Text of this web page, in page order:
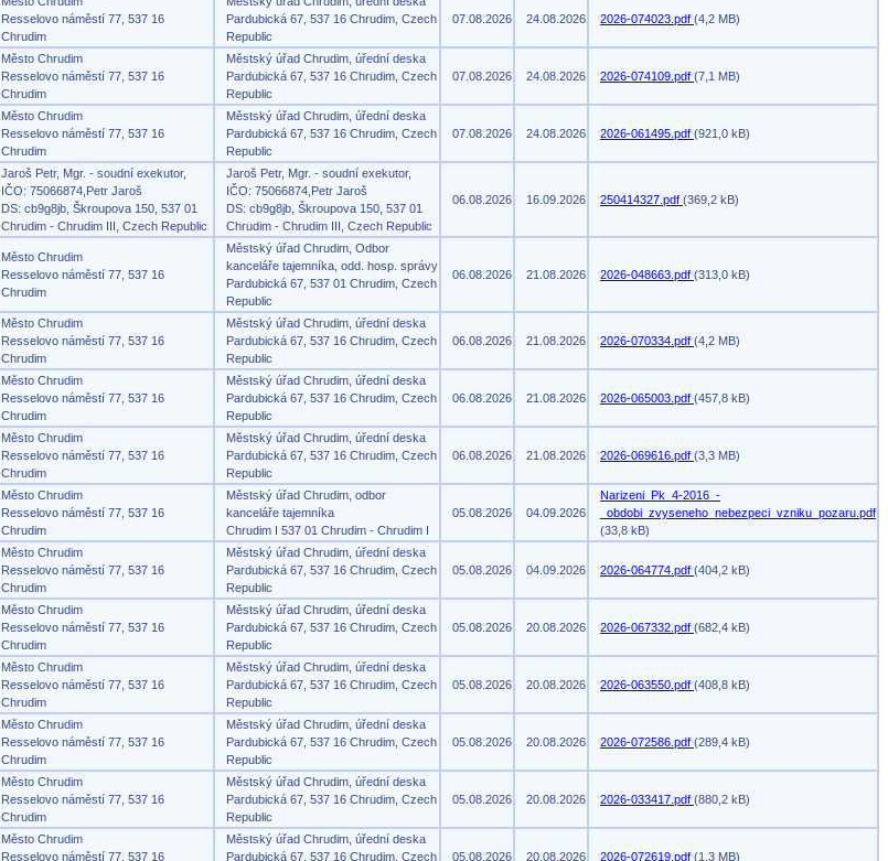
Resselovo náměstí 77, 537 16
Chrudim
Pardubická 67, 537 16 Chrudim, Czech
Republic
07.08.2026 24.08.2026 2026-074023.pdf (4,2 MB)
Město Chrudim
Resselovo náměstí 77, 537 16
Chrudim
Městský úřad Chrudim, úřední deska
Pardubická 67, 537 16 Chrudim, Czech
Republic
07.08.2026 24.08.2026 2026-074109.pdf (7,1 MB)
Město Chrudim
Resselovo náměstí 77, 537 16
Chrudim
Městský úřad Chrudim, úřední deska
Pardubická 67, 537 16 Chrudim, Czech
Republic
07.08.2026 24.08.2026 2026-061495.pdf (921,0 kB)
Jaroš Petr, Mgr. - soudní exekutor,
IČO: 75066874,Petr Jaroš
DS: cb9g8jb, Škroupova 150, 537 01
Chrudim - Chrudim III, Czech Republic
Jaroš Petr, Mgr. - soudní exekutor,
IČO: 75066874,Petr Jaroš
DS: cb9g8jb, Škroupova 150, 537 01
Chrudim - Chrudim III, Czech Republic
06.08.2026 16.09.2026 250414327.pdf (369,2 kB)
Město Chrudim
Resselovo náměstí 77, 537 16
Chrudim
Městský úřad Chrudim, Odbor
kanceláře tajemníka, odd. hosp. správy
Pardubická 67, 537 01 Chrudim, Czech
Republic
06.08.2026 21.08.2026 2026-048663.pdf (313,0 kB)
Město Chrudim
Resselovo náměstí 77, 537 16
Chrudim
Městský úřad Chrudim, úřední deska
Pardubická 67, 537 16 Chrudim, Czech
Republic
06.08.2026 21.08.2026 2026-070334.pdf (4,2 MB)
Město Chrudim
Resselovo náměstí 77, 537 16
Chrudim
Městský úřad Chrudim, úřední deska
Pardubická 67, 537 16 Chrudim, Czech
Republic
06.08.2026 21.08.2026 2026-065003.pdf (457,8 kB)
Město Chrudim
Resselovo náměstí 77, 537 16
Chrudim
Městský úřad Chrudim, úřední deska
Pardubická 67, 537 16 Chrudim, Czech
Republic
06.08.2026 21.08.2026 2026-069616.pdf (3,3 MB)
Město Chrudim
Resselovo náměstí 77, 537 16
Chrudim
Městský úřad Chrudim, odbor
kanceláře tajemníka
Chrudim I 537 01 Chrudim - Chrudim I
05.08.2026 04.09.2026
Narizeni_Pk_4-2016_-
_obdobi_zvyseneho_nebezpeci_vzniku_pozaru.pdf
(33,8 kB)
Město Chrudim
Resselovo náměstí 77, 537 16
Chrudim
Městský úřad Chrudim, úřední deska
Pardubická 67, 537 16 Chrudim, Czech
Republic
05.08.2026 04.09.2026 2026-064774.pdf (404,2 kB)
Město Chrudim
Resselovo náměstí 77, 537 16
Chrudim
Městský úřad Chrudim, úřední deska
Pardubická 67, 537 16 Chrudim, Czech
Republic
05.08.2026 20.08.2026 2026-067332.pdf (682,4 kB)
Město Chrudim
Resselovo náměstí 77, 537 16
Chrudim
Městský úřad Chrudim, úřední deska
Pardubická 67, 537 16 Chrudim, Czech
Republic
05.08.2026 20.08.2026 2026-063550.pdf (408,8 kB)
Město Chrudim
Resselovo náměstí 77, 537 16
Chrudim
Městský úřad Chrudim, úřední deska
Pardubická 67, 537 16 Chrudim, Czech
Republic
05.08.2026 20.08.2026 2026-072586.pdf (289,4 kB)
Město Chrudim
Resselovo náměstí 77, 537 16
Chrudim
Městský úřad Chrudim, úřední deska
Pardubická 67, 537 16 Chrudim, Czech
Republic
05.08.2026 20.08.2026 2026-033417.pdf (880,2 kB)
Město Chrudim
Resselovo náměstí 77, 537 16
Městský úřad Chrudim, úřední deska
Pardubická 67, 537 16 Chrudim, Czech
05.08.2026 20.08.2026 2026-072619.pdf (1,3 MB)